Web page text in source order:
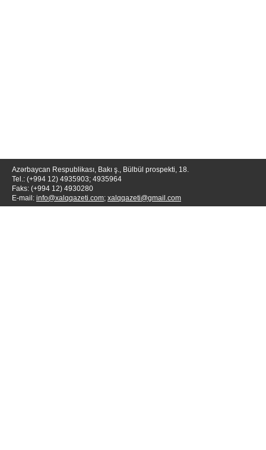
Azərbaycan Respublikası, Bakı ş., Bülbül prospekti, 18.
Tel.: (+994 12) 4935903; 4935964
Faks: (+994 12) 4930280
E-mail: info@xalqqazeti.com; xalqqazeti@gmail.com